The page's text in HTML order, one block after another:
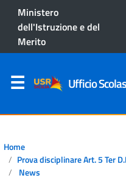
Ministero
dell'Istruzione e del
Merito
Ufficio
Home
Prova disciplinare Art. 5 Ter D.L.
News